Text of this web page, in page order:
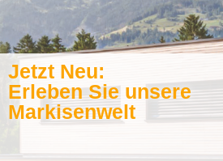
Jetzt Neu:
Erleben Sie unsere
Markisenwelt